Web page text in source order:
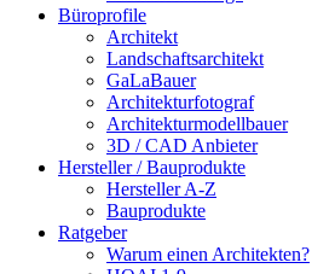
Büroprofile
Architekt
Landschaftsarchitekt
GaLaBauer
Architekturfotograf
Architekturmodellbauer
3D / CAD Anbieter
Hersteller / Bauprodukte
Hersteller A-Z
Bauprodukte
Ratgeber
Warum einen Architekten?